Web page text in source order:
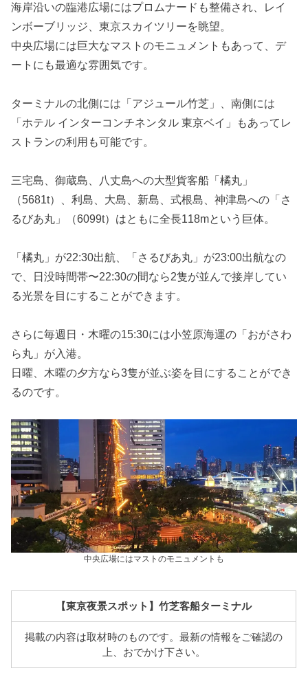
海岸沿いの臨港広場にはプロムナードも整備され、レイ
ンボーブリッジ、東京スカイツリーを眺望。
中央広場には巨大なマストのモニュメントもあって、デ
ートにも最適な雰囲気です。
ターミナルの北側には「アジュール竹芝」、南側には
「ホテル インターコンチネンタル 東京ベイ」もあってレ
ストランの利用も可能です。
三宅島、御蔵島、八丈島への大型貨客船「橘丸」
（5681t）、利島、大島、新島、式根島、神津島への「さ
るびあ丸」（6099t）はともに全長118mという巨体。
「橘丸」が22:30出航、「さるびあ丸」が23:00出航なの
で、日没時間帯〜22:30の間なら2隻が並んで接岸してい
る光景を目にすることができます。
さらに毎週日・木曜の15:30には小笠原海運の「おがさわ
ら丸」が入港。
日曜、木曜の夕方なら3隻が並ぶ姿を目にすることができ
るのです。
中央広場にはマストのモニュメントも
【東京夜景スポット】竹芝客船ターミナル
掲載の内容は取材時のものです。最新の情報をご確認の
上、おでかけ下さい。